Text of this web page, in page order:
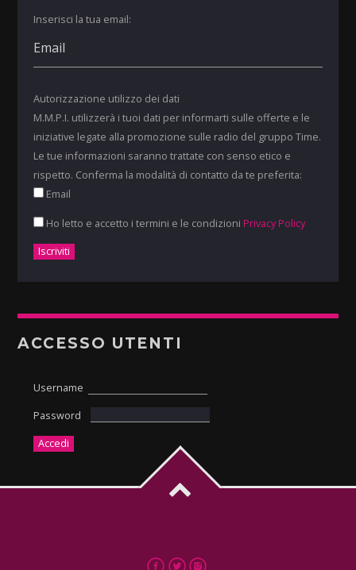
Inserisci la tua email:
Autorizzazione utilizzo dei dati
M.M.P.I. utilizzerà i tuoi dati per informarti sulle offerte e le
iniziative legate alla promozione sulle radio del gruppo Time.
Le tue informazioni saranno trattate con senso etico e
rispetto. Conferma la modalità di contatto da te preferita:
Email
Ho letto e accetto i termini e le condizioni Privacy Policy
ACCESSO UTENTI
Username
Password